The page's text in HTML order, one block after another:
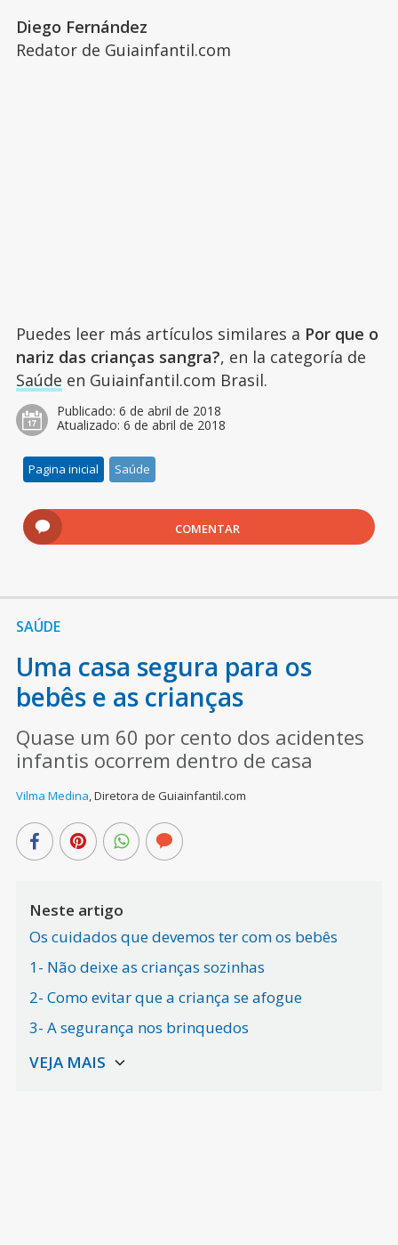
Diego Fernández
Redator de Guiainfantil.com
Puedes leer más artículos similares a Por que o
nariz das crianças sangra?, en la categoría de
Saúde en Guiainfantil.com Brasil.
Publicado: 6 de abril de 2018
Atualizado: 6 de abril de 2018
Pagina inicial Saúde
COMENTAR
SAÚDE
Uma casa segura para os
bebês e as crianças
Quase um 60 por cento dos acidentes
infantis ocorrem dentro de casa
Vilma Medina,Diretora de Guiainfantil.com
Neste artigo
Os cuidados que devemos ter com os bebês
1- Não deixe as crianças sozinhas
2- Como evitar que a criança se afogue
3- A segurança nos brinquedos